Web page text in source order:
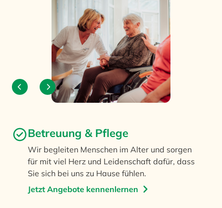
Betreuung & Pflege
Wir begleiten Menschen im Alter und sorgen
für mit viel Herz und Leidenschaft dafür, dass
Sie sich bei uns zu Hause fühlen.
Jetzt Angebote kennenlernen